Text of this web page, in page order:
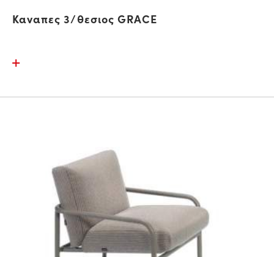
Καναπες 3/θεσιος GRACE